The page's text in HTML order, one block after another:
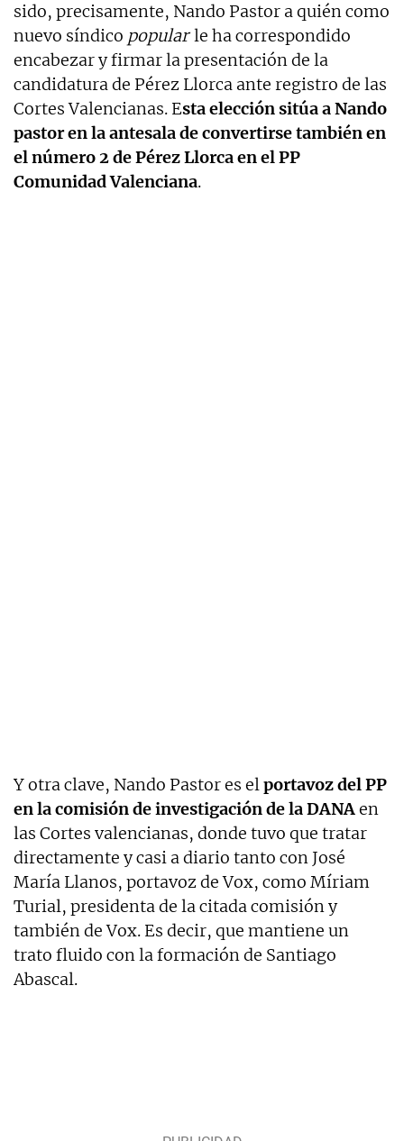
sido, precisamente, Nando Pastor a quién como
nuevo síndico popularle ha correspondido
encabezar y firmar la presentación de la
candidatura de Pérez Llorca ante registro de las
Cortes Valencianas. Esta elección sitúa a Nando
pastor en la antesala de convertirse también en
el número 2 de Pérez Llorca en el PP
Comunidad Valenciana.
Y otra clave, Nando Pastor es elportavoz del PP
en la comisión de investigación de la DANAen
las Cortes valencianas, donde tuvo que tratar
directamente y casi a diario tanto con José
María Llanos, portavoz de Vox, como Míriam
Turial, presidenta de la citada comisión y
también de Vox. Es decir, que mantiene un
trato fluido con la formación de Santiago
Abascal.